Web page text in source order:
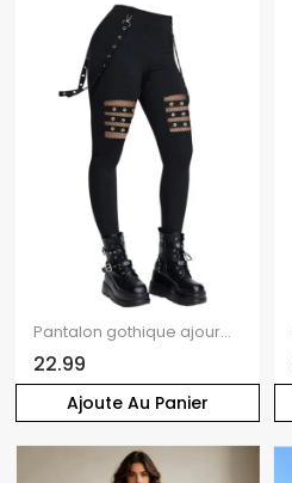
Ajoute Au Panier
Pantalon gothique ajouré de couleur unie avec œillets et chaîne embellie, pantalon skinny long taille haute
22.99